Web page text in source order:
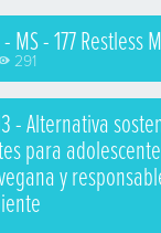
- MS - 177 Restless
291
- Alternativa
para
y